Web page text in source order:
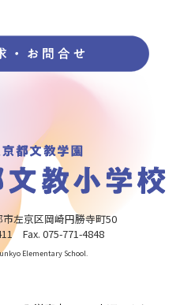
左京区岡崎円勝寺町50
Fax. 075-771-4848
Elementary School.